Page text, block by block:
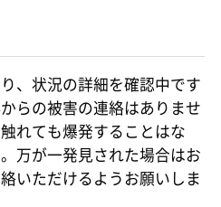
、状況の詳細を確認中です
らの被害の連絡はありませ
れても爆発することはな
万が一発見された場合はお
いただけるようお願いしま